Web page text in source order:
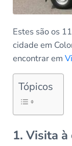
Estes são os
cidade em
encontrar em
Tópicos
1. Visita